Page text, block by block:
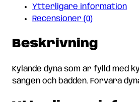
Ytterligare information
Recensioner (0)
Beskrivning
Kylande dyna som är fylld med
sängen och bädden. Förvara